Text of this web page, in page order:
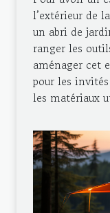
l’extérieur de
un abri de
ranger les
aménager cet
pour les
les matériaux